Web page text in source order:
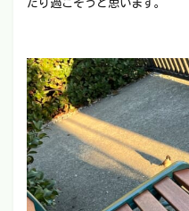
だり過ごそうと思います。